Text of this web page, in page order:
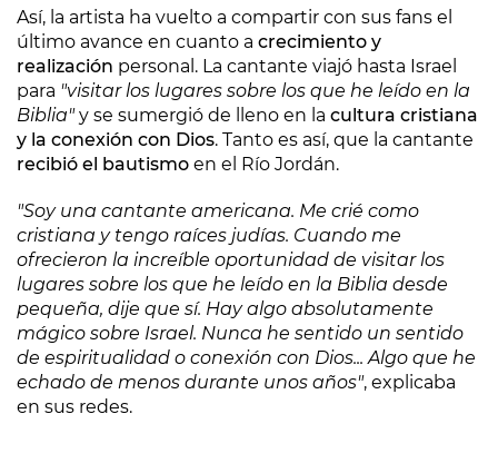
Así, la artista ha vuelto a compartir con sus fans el
último avance en cuanto a crecimiento y
realización personal. La cantante viajó hasta Israel
para "visitar los lugares sobre los que he leído en la
Biblia"y se sumergió de lleno en la cultura cristiana
y la conexión con Dios. Tanto es así, que la cantante
recibió el bautismo en el Río Jordán.
"Soy una cantante americana. Me crié como
cristiana y tengo raíces judías. Cuando me
ofrecieron la increíble oportunidad de visitar los
lugares sobre los que he leído en la Biblia desde
pequeña, dije que sí. Hay algo absolutamente
mágico sobre Israel. Nunca he sentido un sentido
de espiritualidad o conexión con Dios... Algo que he
echado de menos durante unos años", explicaba
en sus redes.